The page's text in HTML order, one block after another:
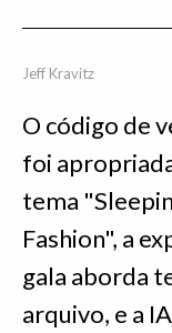
Jeff Kravitz
O código de
foi
tema
Fashion", a
gala aborda
arquivo, e a